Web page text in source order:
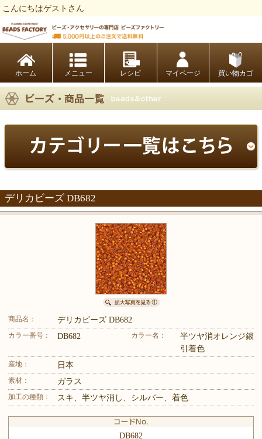
こんにちはゲストさん
ホーム レシピ マイページ 買い物カゴ
デリカビーズ DB682
商品名： デリカビーズ DB682
カラー番号： DB682 カラー名：
半ツヤ消オレンジ銀
引着色
産地： 日本
素材： ガラス
加工の種類： スキ、半ツヤ消し、シルバー、着色
DB682